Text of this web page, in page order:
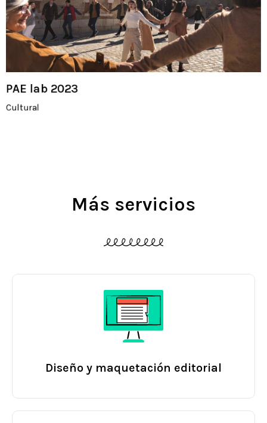
PAE lab 2023
Cultural
Más servicios
Diseño y maquetación editorial